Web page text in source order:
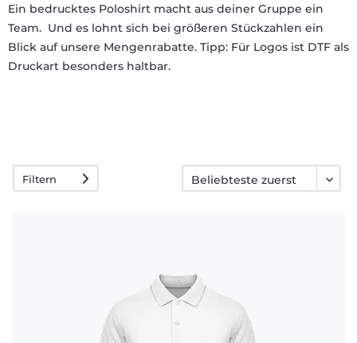
Rückgaberecht
Häufige
Ein bedrucktes Poloshirt macht aus deiner Gruppe ein
Team. Und es lohnt sich bei größeren Stückzahlen ein
Blick auf unsere Mengenrabatte. Tipp: Für Logos ist DTF als
Druckart besonders haltbar.
Filtern